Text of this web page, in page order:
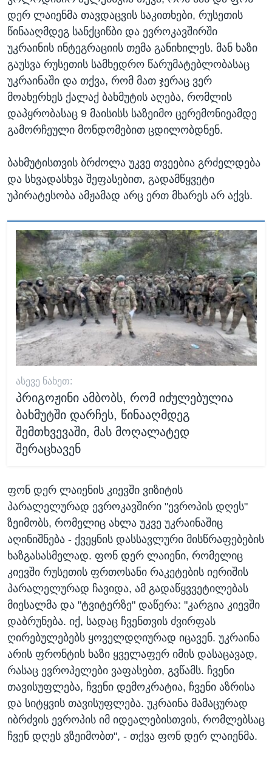
დერ ლაიენმა თავდაცვის საკითხები, რუსეთის
წინააღმდეგ სანქციწბი და ევროკავშირში
უკრაინის ინტეგრაციის თემა განიხილეს. მან ხაზი
გაუსვა რუსეთის სამხედრო წარუმატებლობასაც
უკრაინაში და თქვა, რომ მათ ჯერაც ვერ
მოახერხეს ქალაქ ბახმუტის აღება, რომლის
დაპყრობასაც 9 მაისისს საზეიმო ცერემონიეამდე
გამორჩეული მონდომებით ცდილობდნენ.
ბახმუტისთვის ბრძოლა უკვე თვეებია გრძელდება
და სხვადასხვა შეფასებით, გადამწყვეტი
უპირატესობა ამჟამად არც ერთ მხარეს არ აქვს.
ᲐᲡᲔᲕᲔ ᲜᲐᲮᲔᲗ:
პრიგოჟინი ამბობს, რომ იძულებულია
ბახმუტში დარჩეს, წინააღმდეგ
შემთხვევაში, მას მოღალატედ
შერაცხავენ
ფონ დერ ლაიენის კიევში ვიზიტის
პარალელურად ევროკავშირი "ევროპის დღეს"
ზეიმობს, რომელიც ახლა უკვე უკრაინაშიც
აღინიშნება - ქვეყნის დასსავლური მისწრაფებების
ხაზგასასმელად. ფონ დერ ლაიენი, რომელიც
კიევში რუსეთის ფრთოსანი რაკეტების იერიშის
პარალელურად ჩავიდა, ამ გადაწყვვეტილებას
მიესალმა და "ტვიტერზე" დაწერა: "კარგია კიევში
დაბრუნება. იქ, სადაც ჩვენთვის ძვირფას
ღირებულებებს ყოველდღიურად იცავენ. უკრაინა
არის ფრონტის ხაზი ყველაფერ იმის დასაცავად,
რასაც ევროპელები ვაფასებთ, გვწამს. ჩვენი
თავისუფლება, ჩვენი დემოკრატია, ჩვენი აზრისა
და სიტყვის თავისუფლება. უკრაინა მამაცურად
იბრძვის ევროპის იმ იდეალებისთვის, რომლებსაც
ჩვენ დღეს ვზეიმობთ", - თქვა ფონ დერ ლაიენმა.